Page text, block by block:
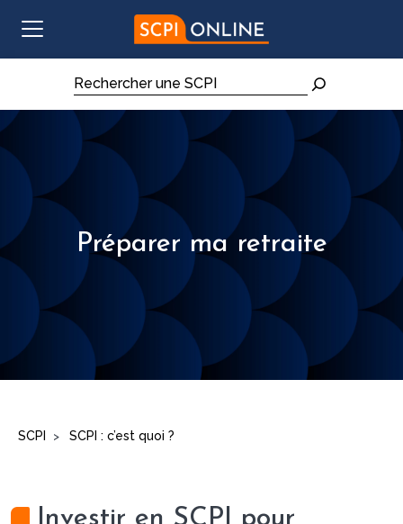
Rechercher
Préparer ma retraite
SCPI > SCPI : c’est quoi ?